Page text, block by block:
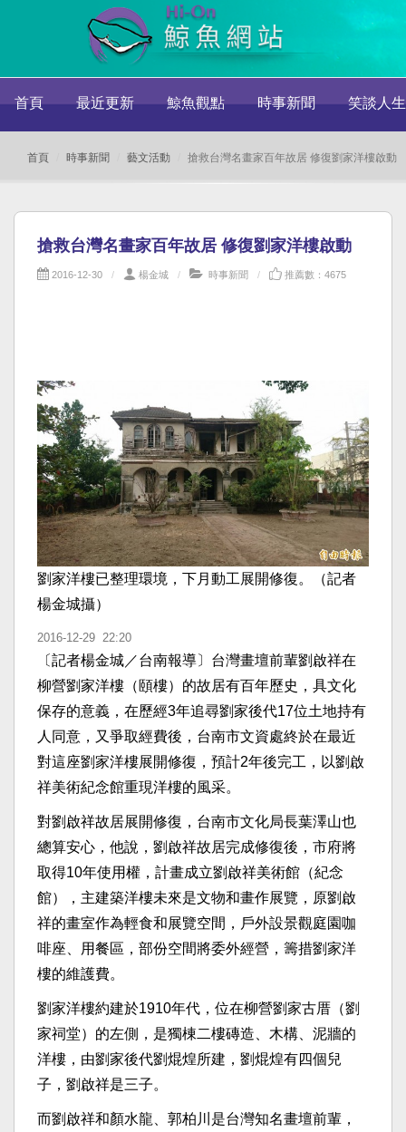
首頁 最近更新 鯨魚觀點 時事新聞 笑談人生
首頁 時事新聞 藝文活動 搶救台灣名畫家百年故居 修復劉家洋樓啟動
搶救台灣名畫家百年故居 修復劉家洋樓啟動
2016-12-30 楊金城 時事新聞 推薦數：4675
劉家洋樓已整理環境，下月動工展開修復。（記者
楊金城攝）
2016-12-29 22:20
〔記者楊金城／台南報導〕台灣畫壇前輩劉啟祥在
柳營劉家洋樓（頤樓）的故居有百年歷史，具文化
保存的意義，在歷經3年追尋劉家後代17位土地持有
人同意，又爭取經費後，台南市文資處終於在最近
對這座劉家洋樓展開修復，預計2年後完工，以劉啟
祥美術紀念館重現洋樓的風采。
對劉啟祥故居展開修復，台南市文化局長葉澤山也
總算安心，他說，劉啟祥故居完成修復後，市府將
取得10年使用權，計畫成立劉啟祥美術館（紀念
館），主建築洋樓未來是文物和畫作展覽，原劉啟
祥的畫室作為輕食和展覽空間，戶外設景觀庭園咖
啡座、用餐區，部份空間將委外經營，籌措劉家洋
樓的維護費。
劉家洋樓約建於1910年代，位在柳營劉家古厝（劉
家祠堂）的左側，是獨棟二樓磚造、木構、泥牆的
洋樓，由劉家後代劉焜煌所建，劉焜煌有四個兒
子，劉啟祥是三子。
而劉啟祥和顏水龍、郭柏川是台灣知名畫壇前輩，